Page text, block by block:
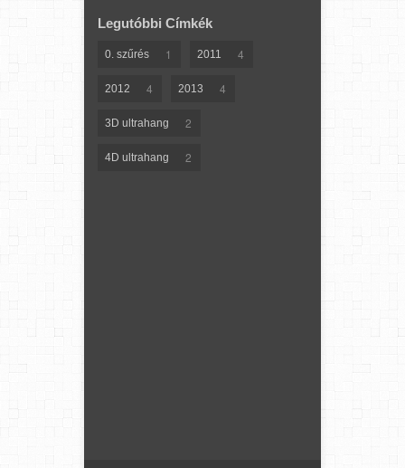
Legutóbbi Címkék
0. szűrés 1 2011 4
2012 4 2013 4
3D ultrahang 2
4D ultrahang 2